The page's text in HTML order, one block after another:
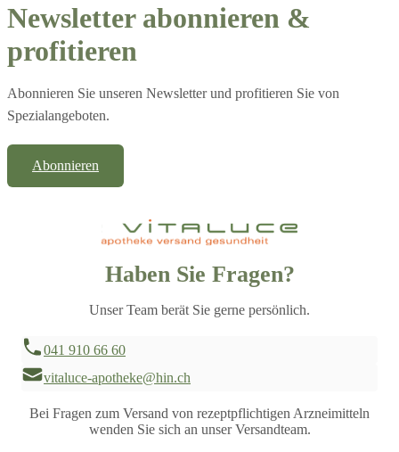
Newsletter abonnieren &
profitieren
Abonnieren Sie unseren Newsletter und profitieren Sie von
Spezialangeboten.
Abonnieren
Haben Sie Fragen?
Unser Team berät Sie gerne persönlich.
041 910 66 60
vitaluce-apotheke@hin.ch
Bei Fragen zum Versand von rezeptpflichtigen Arzneimitteln
wenden Sie sich an unser Versandteam.